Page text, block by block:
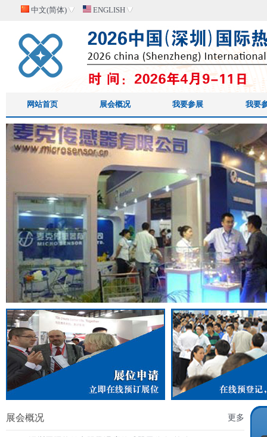
中文(简体) ENGLISH
网站首页 展会概况 我要参展 我要
展会概况 更多